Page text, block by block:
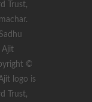
Trust,
Ajit
©
logo is
Trust,